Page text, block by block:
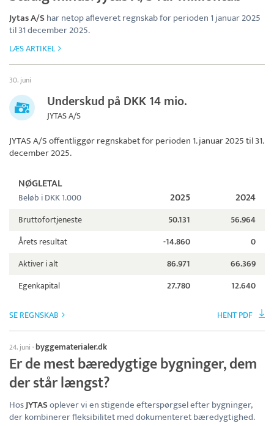
Jytas A/Shar netop afleveret regnskab for perioden 1 januar 2025
til 31 december 2025.
LÆS ARTIKEL
30. juni
Underskud på DKK 14 mio.
JYTAS A/S
JYTAS A/Soffentliggør regnskabet for perioden 1. januar 2025 til 31.
december 2025.
NØGLETAL
Beløb i DKK 1.000 2025 2024
Bruttofortjeneste 50.131
56.964
Årets resultat
-14.860
0
Aktiver i alt
86.971
66.369
Egenkapital
27.780 12.640
SE REGNSKAB HENT PDF
24. juni · byggematerialer.dk
Er de mest bæredygtige bygninger, dem
der står længst?
HosJYTASoplever vi en stigende efterspørgsel efter bygninger,
der kombinerer fleksibilitet med dokumenteret bæredygtighed.